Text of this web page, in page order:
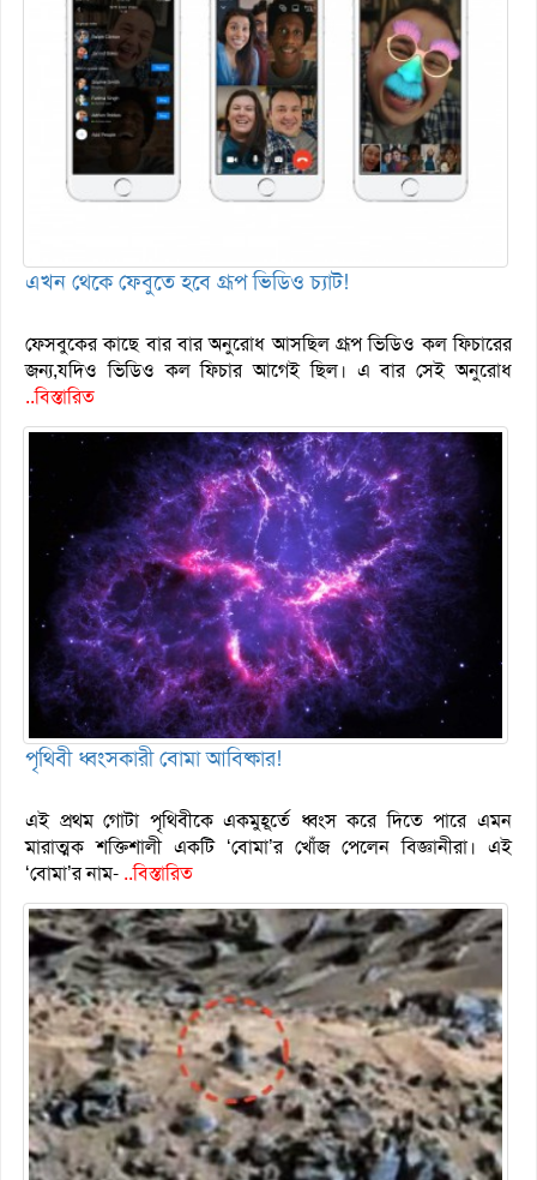
এখন থেকে ফেবুতে হবে গ্রূপ ভিডিও চ্যাট!
ফেসবুকের কাছে বার বার অনুরোধ আসছিল গ্রূপ ভিডিও কল ফিচারের
জন্য,যদিও ভিডিও কল ফিচার আগেই ছিল। এ বার সেই অনুরোধ
..বিস্তারিত
পৃথিবী ধ্বংসকারী বোমা আবিষ্কার!
এই প্রথম গোটা পৃথিবীকে একমুহূর্তে ধ্বংস করে দিতে পারে এমন
মারাত্মক শক্তিশালী একটি ‘বোমা’র খোঁজ পেলেন বিজ্ঞানীরা। এই
‘বোমা’র নাম- ..বিস্তারিত